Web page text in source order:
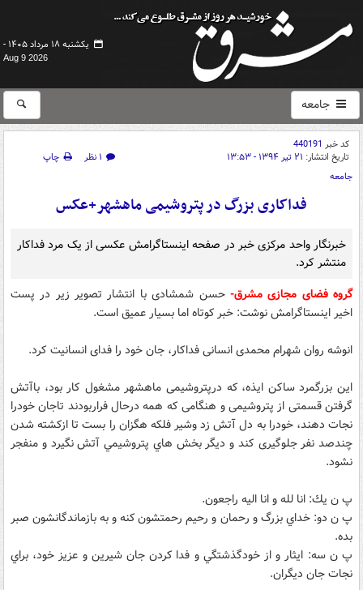
یکشنبه ۱۸ مرداد ۱۴۰۵ -
Aug 9 2026
جامعه
کد خبر 440191
تاریخ انتشار: ۲۱ تیر ۱۳۹۴ - ۱۳:۵۳ ۱ نظر
چاپ
جامعه
فداکاری بزرگ در پتروشیمی ماهشهر+عکس
خبرنگار واحد مرکزی خبر در صفحه اینستاگرامش عکسی از یک مرد فداکار
منتشر کرد.
گروه فضای مجازی مشرق-حسن شمشادی با انتشار تصویر زیر در پست
اخیر اینستاگرامش نوشت: خبر كوتاه اما بسيار عميق است.
انوشه روان شهرام محمدی انسانی فداکار، جان خود را فدای انسانیت کرد.
این بزرگمرد ساکن ایذه، كه درپتروشیمی ماهشهر مشغول کار بود، باآتش
گرفتن قسمتی از پتروشیمی و هنگامی که همه درحال فراربودند تاجان خودرا
نجات دهند، خودرا به دل آتش زد وشیر فلکه هگزان را بست تا ازکشته شدن
چندصد نفر جلوگیری کند و ديگر بخش هاي پتروشيمي آتش نگیرد و منفجر
نشود.
پ ن يك: انا لله و انا اليه راجعون.
پ ن دو: خداي بزرگ و رحمان و رحيم رحمتشون كنه و به بازماندگانشون صبر
بده.
پ ن سه: ايثار و از خودگذشتگي و فدا كردن جان شيرين و عزيز خود، براي
نجات جان ديگران.